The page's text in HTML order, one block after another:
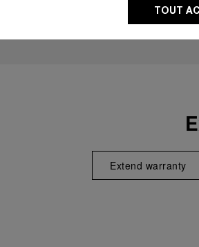
Extend warranty
TOUT